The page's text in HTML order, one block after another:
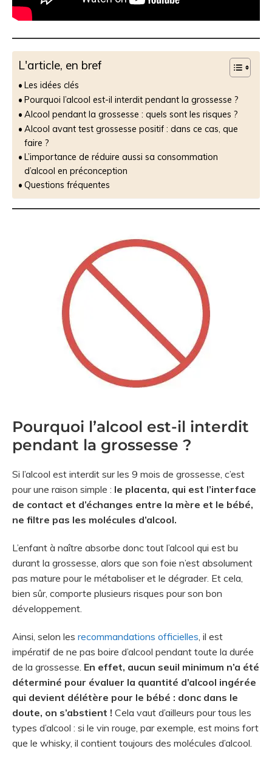
L'article, en bref
Les idées clés
Pourquoi l’alcool est-il interdit pendant la grossesse ?
Alcool pendant la grossesse : quels sont les risques ?
Alcool avant test grossesse positif : dans ce cas, que
faire ?
L’importance de réduire aussi sa consommation
d’alcool en préconception
Questions fréquentes
Pourquoi l’alcool est-il interdit
pendant la grossesse ?
Si l’alcool est interdit sur les 9 mois de grossesse, c’est
pour une raison simple : le placenta, qui est l’interface
de contact et d’échanges entre la mère et le bébé,
ne filtre pas les molécules d’alcool.
L’enfant à naître absorbe donc tout l’alcool qui est bu
durant la grossesse, alors que son foie n’est absolument
pas mature pour le métaboliser et le dégrader. Et cela,
bien sûr, comporte plusieurs risques pour son bon
développement.
Ainsi, selon les recommandations officielles , il est
impératif de ne pas boire d’alcool pendant toute la durée
de la grossesse. En effet, aucun seuil minimum n’a été
déterminé pour évaluer la quantité d’alcool ingérée
qui devient délétère pour le bébé : donc dans le
doute, on s’abstient ! Cela vaut d’ailleurs pour tous les
types d’alcool : si le vin rouge, par exemple, est moins fort
que le whisky, il contient toujours des molécules d’alcool.